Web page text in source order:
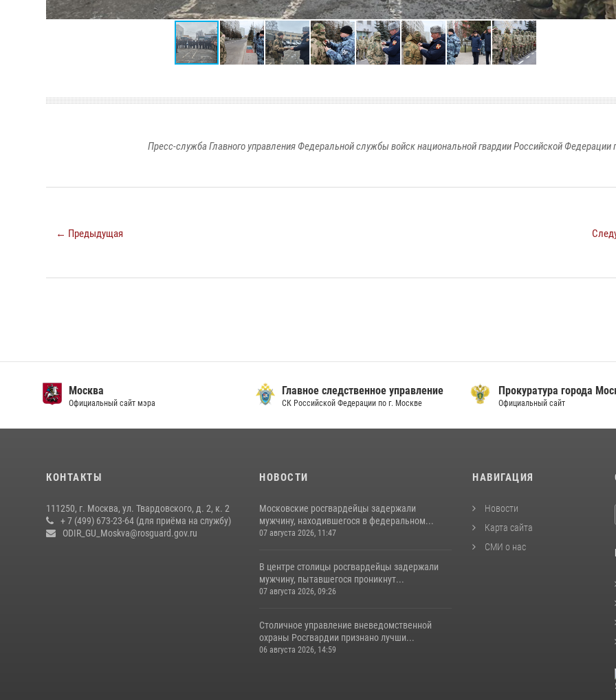
Пресс-служба Главного управления Федеральной службы войск национальной гвардии Российской Федерации
← Предыдущая
Москва
Официальный сайт мэра
Главное следственное управление
СК Российской Федерации по г. Москве
Прокуратура города
Официальный сайт
КОНТАКТЫ
111250, г. Москва, ул. Твардовского, д. 2, к. 2
+ 7 (499) 673-23-64 (для приёма на службу)
ODIR_GU_Moskva@rosguard.gov.ru
НОВОСТИ
Московские росгвардейцы задержали
мужчину, находившегося в федеральном...
07 августа 2026, 11:47
В центре столицы росгвардейцы задержали
мужчину, пытавшегося проникнут...
07 августа 2026, 09:26
Столичное управление вневедомственной
охраны Росгвардии признано лучши...
06 августа 2026, 14:59
НАВИГАЦИЯ
Новости
Карта сайта
СМИ о нас